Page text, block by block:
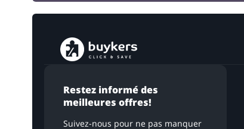
Restez informé des
meilleures offres!
Suivez-nous pour ne pas manquer